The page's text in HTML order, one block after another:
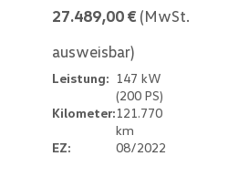
27.489,00 € (MwSt.
ausweisbar)
Leistung: 147 kW
(200 PS)
Kilometer:121.770
km
EZ:
08/2022